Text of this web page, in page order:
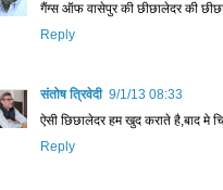
गैंग्स ऑफ वासेपुर की छीछालेदर की
Reply
संतोष त्रिवेदी 9/1/13 08:33
ऐसी छिछालेदर हम खुद कराते है,बाद मे
Reply